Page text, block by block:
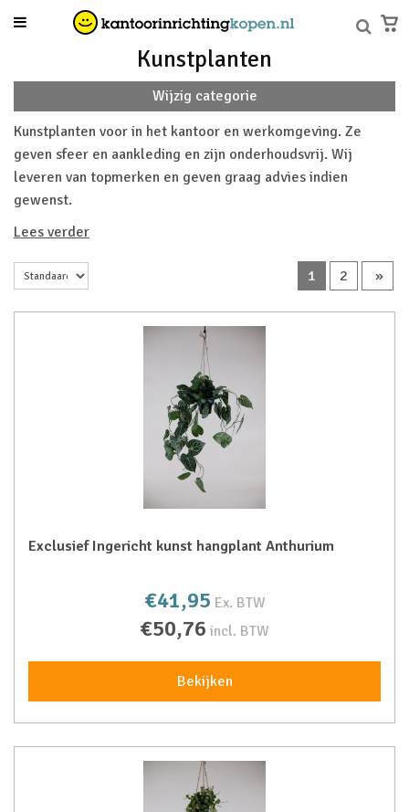
Kunstplanten
Wijzig categorie
Kunstplanten voor in het kantoor en werkomgeving. Ze
geven sfeer en aankleding en zijn onderhoudsvrij. Wij
leveren van topmerken en geven graag advies indien
gewenst.
Lees verder
1 2 »
Exclusief Ingericht kunst hangplant Anthurium
€41,95 Ex. BTW
€50,76 incl. BTW
Bekijken